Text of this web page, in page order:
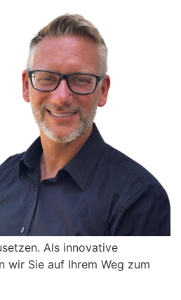
Als innovative
wir Sie auf Ihrem Weg zum